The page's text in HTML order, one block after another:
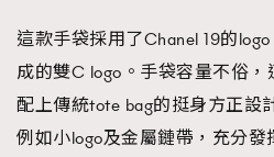
這款手袋採用了Chanel 19的
成的雙C logo。手袋容量不俗
配上傳統tote bag的挺身方正設
例如小logo及金屬鏈帶，充分